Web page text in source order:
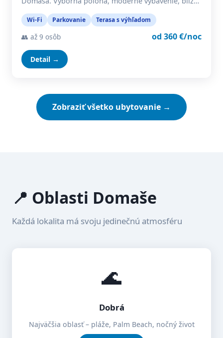
Wi-Fi Parkovanie Terasa s výhľadom
👥 až 9 osôb od 360 €/noc
Detail →
Zobraziť všetko ubytovanie →
📍 Oblasti Domaše
Každá lokalita má svoju jedinečnú atmosféru
🌊
Dobrá
Najväčšia oblasť – pláže, Palm Beach, nočný život